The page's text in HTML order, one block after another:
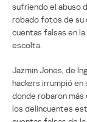
sufriendo el abuso
robado fotos de su
cuentas falsas en la
escolta.
Jazmin Jones, de
hackers irrumpió
donde robaron
los delincuentes